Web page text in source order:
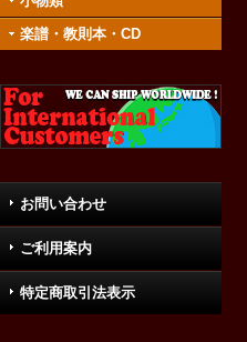
楽譜・教則本・CD
お問い合わせ
ご利用案内
特定商取引法表示